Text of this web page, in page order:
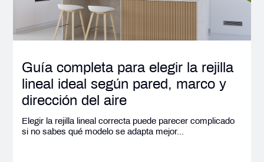
Guía completa para elegir la rejilla
lineal ideal según pared, marco y
dirección del aire
Elegir la rejilla lineal correcta puede parecer complicado
si no sabes qué modelo se adapta mejor...